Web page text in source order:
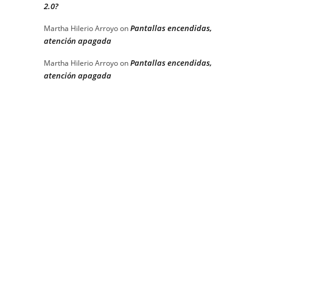
2.0?
Martha Hilerio ArroyoonPantallas encendidas,
atención apagada
Martha Hilerio ArroyoonPantallas encendidas,
atención apagada